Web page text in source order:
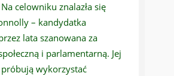
celowniku znalazła się
– kandydatka
lata szanowana za
i parlamentarną. Jej
wykorzystać